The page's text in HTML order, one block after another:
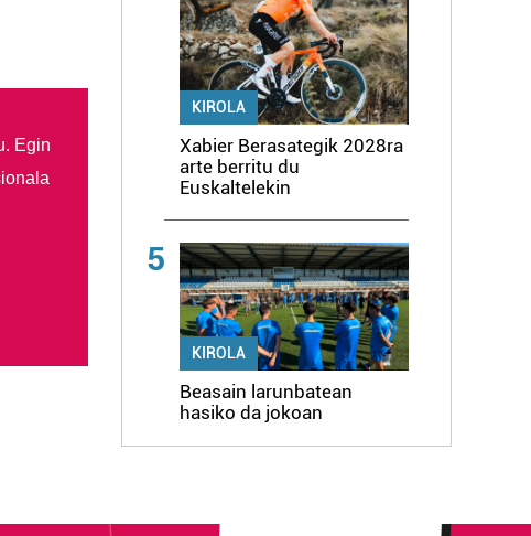
Egin
KIROLA
Xabier Berasategik 2028ra
arte berritu du
Euskaltelekin
5
KIROLA
Beasain larunbatean
hasiko da jokoan